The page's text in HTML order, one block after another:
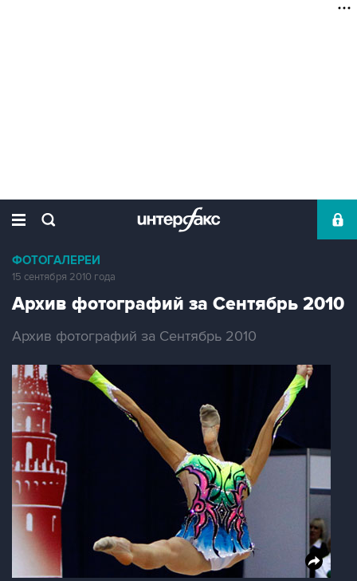
ФОТОГАЛЕРЕИ
15 сентября 2010 года
Архив фотографий за Сентябрь 2010
Архив фотографий за Сентябрь 2010